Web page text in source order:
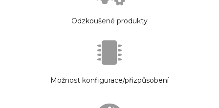
Odzkoušené produkty
Možnost konfigurace/přizpůsobení